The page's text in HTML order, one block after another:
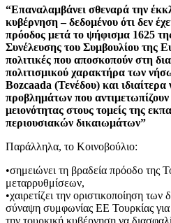
“Επαναλαμβάνει σθεναρά την
κυβέρνηση – δεδομένου ότι δεν
πρόοδος μετά το ψήφισμα 1625
Συνέλευσης του Συμβουλίου της
πολιτικές που αποσκοπούν στη
πολιτισμικού χαρακτήρα των
Bozcaada (Τενέδου) και ιδιαίτερα
προβλημάτων που
μειονότητας στους τομείς της
περιουσιακών δικαιωμάτων”
Παράλληλα, το Κοινοβούλιο:
•σημειώνει τη βραδεία πρόοδο της
μεταρρυθμίσεων,
•χαιρετίζει την οριστικοποίηση
σύναψη συμφωνίας ΕΕ Τουρκίας για
την τουρκική κυβέρνηση να